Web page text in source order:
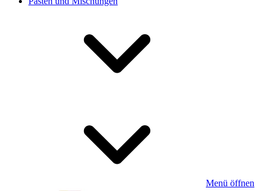
Menü öffnen